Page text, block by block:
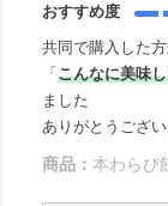
おすすめ度
共同で購入した
「 こんなに美味
ました
ありがとうござ
商品： 本わらび